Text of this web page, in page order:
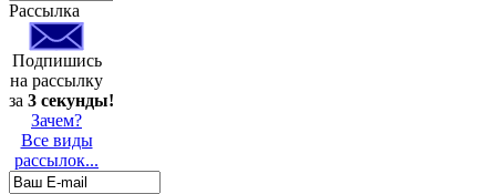
Рассылка
Подпишись
на рассылку
за 3 секунды!
Зачем?
Все виды
рассылок...